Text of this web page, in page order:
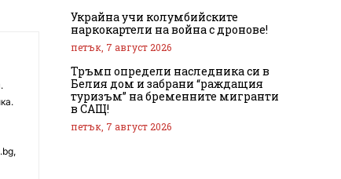
Украйна учи колумбийските
наркокартели на война с дронове!
петък, 7 август 2026
Тръмп определи наследника си в
Белия дом и забрани “раждащия
туризъм” на бременните мигранти
в САЩ!
петък, 7 август 2026